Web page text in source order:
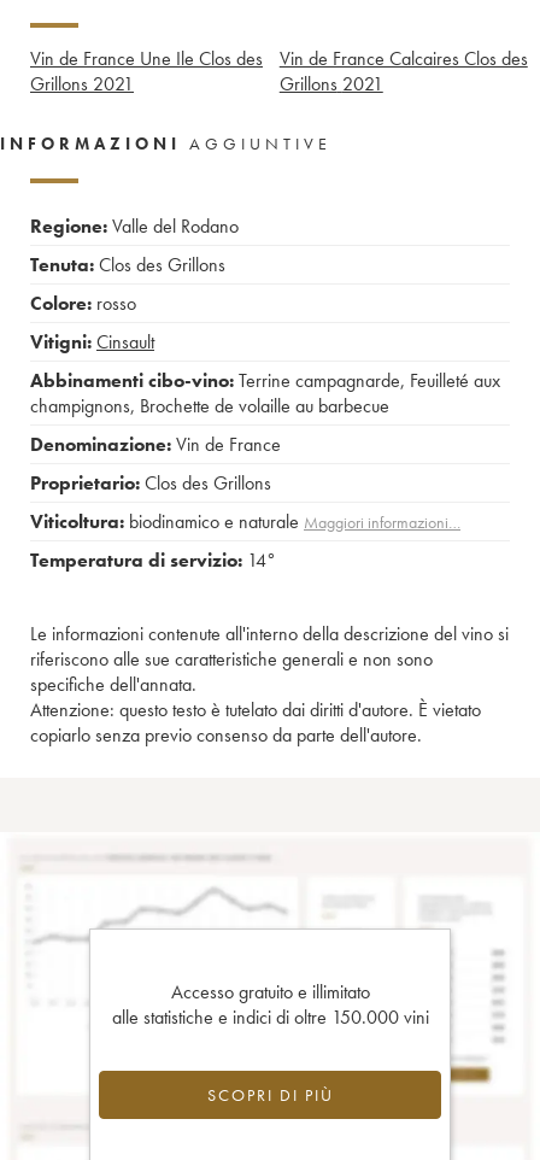
Vin de France Une Ile Clos des
Grillons 2021
Vin de France Calcaires Clos des
Grillons 2021
INFORMAZIONI AGGIUNTIVE
Regione:Valle del Rodano
Tenuta:Clos des Grillons
Colore: rosso
Vitigni:Cinsault
Abbinamenti cibo-vino:Terrine campagnarde, Feuilleté aux
champignons, Brochette de volaille au barbecue
Denominazione:Vin de France
Proprietario:Clos des Grillons
Viticoltura: biodinamico e naturale Maggiori informazioni…
Temperatura di servizio: 14°
Le informazioni contenute all'interno della descrizione del vino si
riferiscono alle sue caratteristiche generali e non sono
specifiche dell'annata.
Attenzione: questo testo è tutelato dai diritti d'autore. È vietato
copiarlo senza previo consenso da parte dell'autore.
Accesso gratuito e illimitato
alle statistiche e indici di oltre 150.000 vini
SCOPRI DI PIÙ